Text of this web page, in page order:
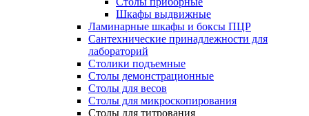
Шкафы выдвижные
Ламинарные шкафы и боксы ПЦР
Сантехнические принадлежности для
лабораторий
Столики подъемные
Столы демонстрационные
Столы для весов
Столы для микроскопирования
Столы для титрования